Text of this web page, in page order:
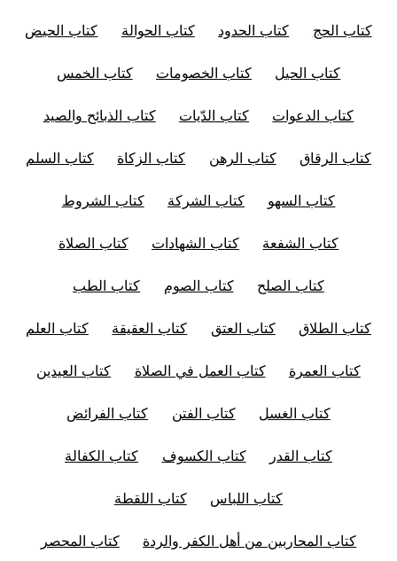
كتاب الحج كتاب الحدود كتاب الحوالة كتاب الحيض
كتاب الحيل كتاب الخصومات كتاب الخمس
كتاب الدعوات كتاب الدّيات كتاب الذبائح والصيد
كتاب الرقاق كتاب الرهن كتاب الزكاة كتاب السلم
كتاب السهو كتاب الشركة كتاب الشروط
كتاب الشفعة كتاب الشهادات كتاب الصلاة
كتاب الصلح كتاب الصوم كتاب الطب
كتاب الطلاق كتاب العتق كتاب العقيقة كتاب العلم
كتاب العمرة كتاب العمل في الصلاة كتاب العيدين
كتاب الغسل كتاب الفتن كتاب الفرائض
كتاب القدر كتاب الكسوف كتاب الكفالة
كتاب اللباس كتاب اللقطة
كتاب المحاربين من أهل الكفر والردة كتاب المحصر